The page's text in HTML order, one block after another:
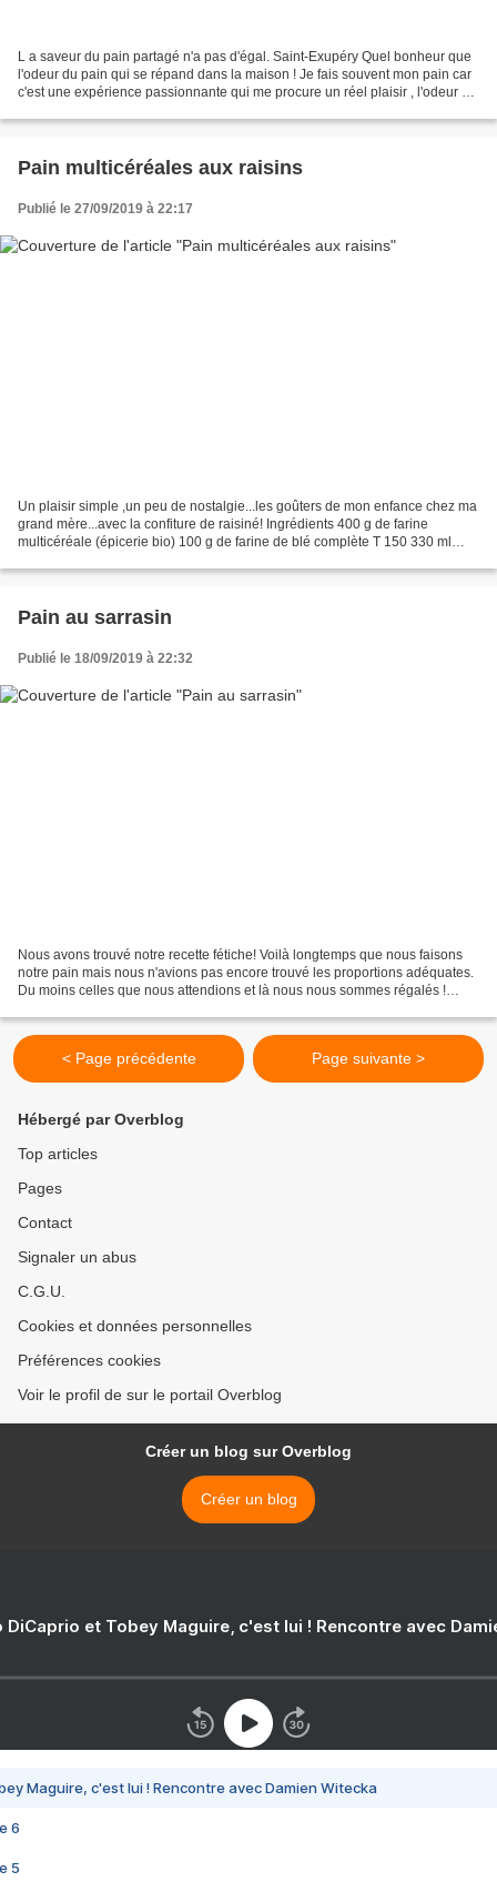
L a saveur du pain partagé n'a pas d'égal. Saint-Exupéry Quel bonheur que
l'odeur du pain qui se répand dans la maison ! Je fais souvent mon pain car
c'est une expérience passionnante qui me procure un réel plaisir , l'odeur du
Pain multicéréales aux raisins
Publié le 27/09/2019 à 22:17
Un plaisir simple ,un peu de nostalgie...les goûters de mon enfance chez ma
grand mère...avec la confiture de raisiné! Ingrédients 400 g de farine
multicéréale (épicerie bio) 100 g de farine de blé complète T 150 330 ml
Pain au sarrasin
Publié le 18/09/2019 à 22:32
Nous avons trouvé notre recette fétiche! Voilà longtemps que nous faisons
notre pain mais nous n'avions pas encore trouvé les proportions adéquates.
Du moins celles que nous attendions et là nous nous sommes régalés !
< Page précédente Page suivante >
Hébergé par Overblog
Top articles
Pages
Contact
Signaler un abus
C.G.U.
Cookies et données personnelles
Préférences cookies
Voir le profil de sur le portail Overblog
Créer un blog sur Overblog
Créer un blog
DiCaprio et Tobey Maguire, c'est lui ! Rencontre avec
Maguire, c'est lui ! Rencontre avec Damien Witecka
6
5